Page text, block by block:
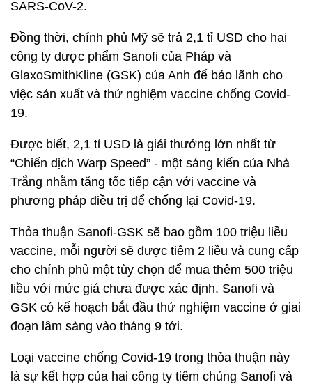
SARS-CoV-2.
Đồng thời, chính phủ Mỹ sẽ trả 2,1 tỉ USD cho hai
công ty dược phẩm Sanofi của Pháp và
GlaxoSmithKline (GSK) của Anh để bảo lãnh cho
việc sản xuất và thử nghiệm vaccine chống Covid-
19.
Được biết, 2,1 tỉ USD là giải thưởng lớn nhất từ
“Chiến dịch Warp Speed” - một sáng kiến của Nhà
Trắng nhằm tăng tốc tiếp cận với vaccine và
phương pháp điều trị để chống lại Covid-19.
Thỏa thuận Sanofi-GSK sẽ bao gồm 100 triệu liều
vaccine, mỗi người sẽ được tiêm 2 liều và cung cấp
cho chính phủ một tùy chọn để mua thêm 500 triệu
liều với mức giá chưa được xác định. Sanofi và
GSK có kế hoạch bắt đầu thử nghiệm vaccine ở giai
đoạn lâm sàng vào tháng 9 tới.
Loại vaccine chống Covid-19 trong thỏa thuận này
là sự kết hợp của hai công ty tiêm chủng Sanofi và